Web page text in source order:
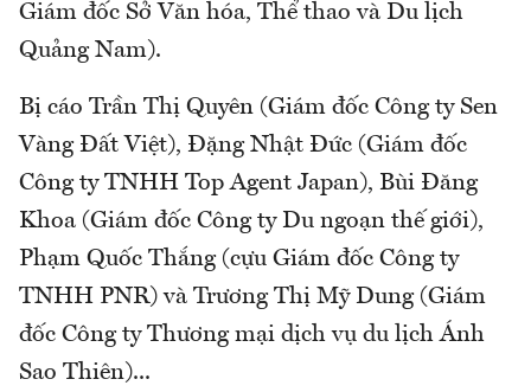
Giám đốc Sở Văn hóa, Thể thao và Du lịch
Quảng Nam).
Bị cáo Trần Thị Quyên (Giám đốc Công ty Sen
Vàng Đất Việt), Đặng Nhật Đức (Giám đốc
Công ty TNHH Top Agent Japan), Bùi Đăng
Khoa (Giám đốc Công ty Du ngoạn thế giới),
Phạm Quốc Thắng (cựu Giám đốc Công ty
TNHH PNR) và Trương Thị Mỹ Dung (Giám
đốc Công ty Thương mại dịch vụ du lịch Ánh
Sao Thiên)...